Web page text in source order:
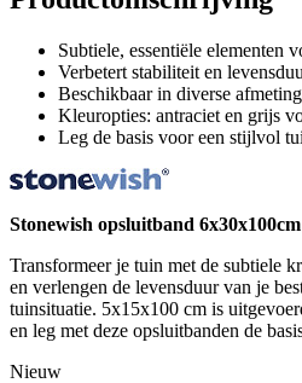
Subtiele, essentiële elementen
Verbetert stabiliteit en
Beschikbaar in diverse
Kleuropties: antraciet en grijs
Leg de basis voor een stijlvol
Stonewish opsluitband
Transformeer je tuin met de subtiele
en verlengen de levensduur van je
tuinsituatie. 5x15x100 cm is
en leg met deze opsluitbanden de
Nieuw